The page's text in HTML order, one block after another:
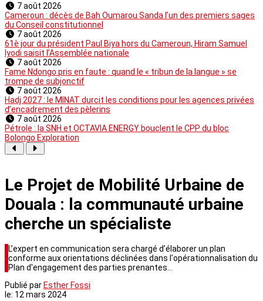
7 août 2026
Cameroun : décès de Bah Oumarou Sanda l’un des premiers sages
du Conseil constitutionnel
7 août 2026
61è jour du président Paul Biya hors du Cameroun, Hiram Samuel
Iyodi saisit l’Assemblée nationale
7 août 2026
Fame Ndongo pris en faute : quand le « tribun de la langue » se
trompe de subjonctif
7 août 2026
Hadj 2027 : le MINAT durcit les conditions pour les agences privées
d’encadrement des pèlerins
7 août 2026
Pétrole : la SNH et OCTAVIA ENERGY bouclent le CPP du bloc
Bolongo Exploration
Le Projet de Mobilité Urbaine de
Douala : la communauté urbaine
cherche un spécialiste
L’expert en communication sera chargé d’élaborer un plan
conforme aux orientations déclinées dans l'opérationnalisation du
Plan d'engagement des parties prenantes…
Publié par Esther Fossi
le: 12 mars 2024